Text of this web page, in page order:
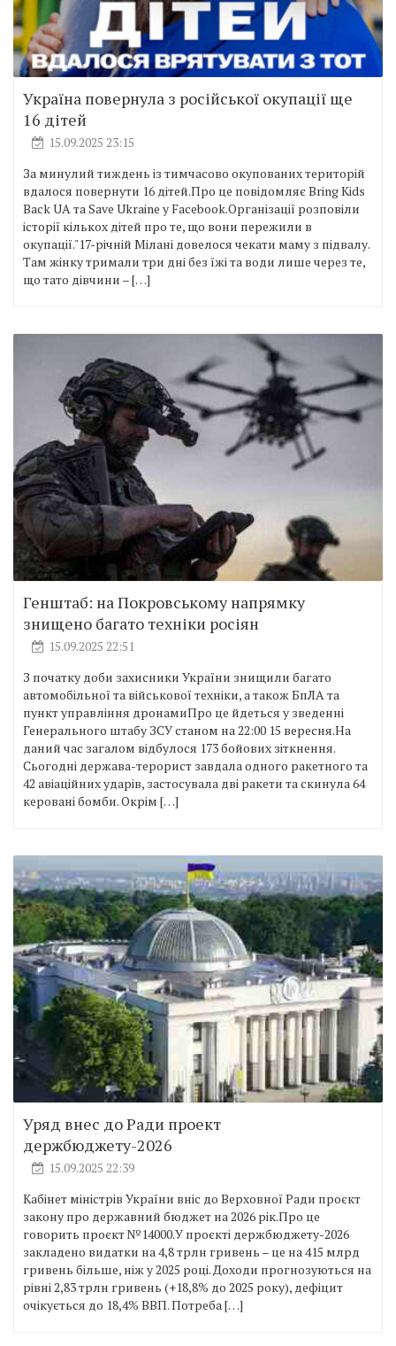
Україна повернула з російської окупації ще
16 дітей
15.09.2025 23:15
За минулий тиждень із тимчасово окупованих територій
вдалося повернути 16 дітей.Про це повiдомля є Bring Kids
Back UA та Save Ukraine у Facеbook.Організації розповіли
історії кількох дітей про те, що вони пережили в
окупації."17-річній Мілані довелося чекати маму з підвалу.
Там жінку тримали три дні без їжі та води лише через те,
що тато дівчини – […]
Генштаб: на Покровському напрямку
знищено багато техніки росіян
15.09.2025 22:51
З початку доби захисники України знищили багато
автомобільної та військової техніки, а також БпЛА та
пункт управління дронамиПро це йдеться у зведенні
Генерального штабу ЗСУ станом на 22:00 15 вересня.На
даний час загалом відбулося 173 бойових зіткнення.
Сьогодні держава-терорист завдала одного ракетного та
42 авіаційних ударів, застосувала дві ракети та скинула 64
керовані бомби. Окрім […]
Уряд внес до Ради проект
держбюджету-2026
15.09.2025 22:39
Кабінет міністрів України вніс до Верховної Ради проєкт
закону про державний бюджет на 2026 рік.Про це
говорить проєкт №14000.У проєкті держбюджету-2026
закладено видатки на 4,8 трлн гривень – це на 415 млрд
гривень більше, ніж у 2025 році. Доходи прогнозуються на
рівні 2,83 трлн гривень (+18,8% до 2025 року), дефіцит
очікується до 18,4% ВВП. Потреба […]